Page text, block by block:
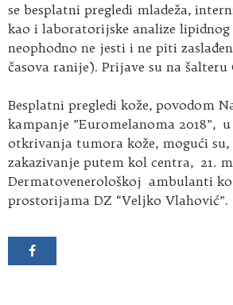
se besplatni pregledi mladeža,
kao i laboratorijske analize
neophodno ne jesti i ne piti
časova ranije). Prijave su na šalteru
Besplatni pregledi kože, povodom
kampanje ”Euromelanoma 2018”,
otkrivanja tumora kože, mogući su,
zakazivanje putem kol centra, 21.
Dermatovenerološkoj ambulanti
prostorijama DZ “Veljko Vlahović”.